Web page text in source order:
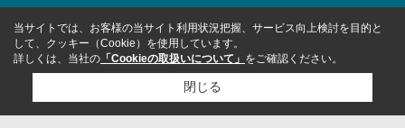
当サイトでは、お客様の当サイト利用状況把握、サービス向上検討を目的と
して、クッキー（Cookie）を使用しています。
詳しくは、当社の 「Cookieの取扱いについて」 をご確認ください。
閉じる